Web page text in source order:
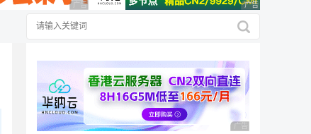
广告 商业广告，理性选择 广告 商业广告，理
广告 商业广告，理性